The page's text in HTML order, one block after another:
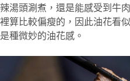
辣湯頭涮煮，還是能感受到牛
裡算比較偏瘦的，因此油花看
是種微妙的油花感。